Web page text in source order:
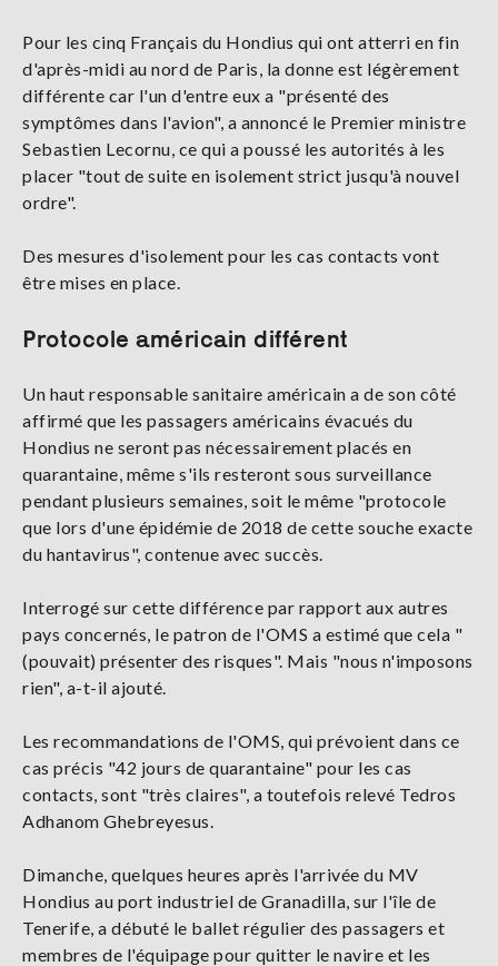
Pour les cinq Français du Hondius qui ont atterri en fin
d'après-midi au nord de Paris, la donne est légèrement
différente car l'un d'entre eux a "présenté des
symptômes dans l'avion", a annoncé le Premier ministre
Sebastien Lecornu, ce qui a poussé les autorités à les
placer "tout de suite en isolement strict jusqu'à nouvel
ordre".
Des mesures d'isolement pour les cas contacts vont
être mises en place.
Protocole américain différent
Un haut responsable sanitaire américain a de son côté
affirmé que les passagers américains évacués du
Hondius ne seront pas nécessairement placés en
quarantaine, même s'ils resteront sous surveillance
pendant plusieurs semaines, soit le même "protocole
que lors d'une épidémie de 2018 de cette souche exacte
du hantavirus", contenue avec succès.
Interrogé sur cette différence par rapport aux autres
pays concernés, le patron de l'OMS a estimé que cela "
(pouvait) présenter des risques". Mais "nous n'imposons
rien", a-t-il ajouté.
Les recommandations de l'OMS, qui prévoient dans ce
cas précis "42 jours de quarantaine" pour les cas
contacts, sont "très claires", a toutefois relevé Tedros
Adhanom Ghebreyesus.
Dimanche, quelques heures après l'arrivée du MV
Hondius au port industriel de Granadilla, sur l'île de
Tenerife, a débuté le ballet régulier des passagers et
membres de l'équipage pour quitter le navire et les